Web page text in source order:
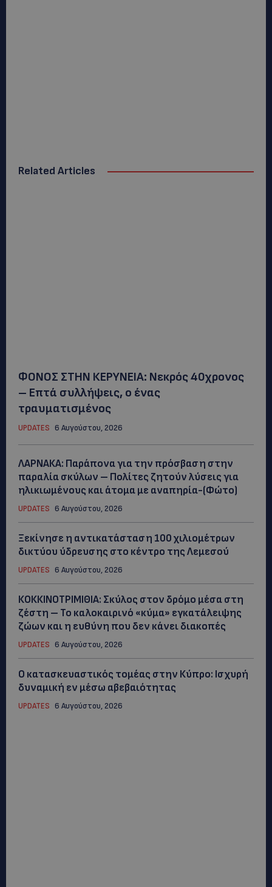
Related Articles
ΦΟΝΟΣ ΣΤΗΝ ΚΕΡΥΝΕΙΑ: Νεκρός 40χρονος
– Επτά συλλήψεις, ο ένας
τραυματισμένος
UPDATES 6 Αυγούστου, 2026
ΛΑΡΝΑΚΑ: Παράπονα για την πρόσβαση στην
παραλία σκύλων – Πολίτες ζητούν λύσεις για
ηλικιωμένους και άτομα με αναπηρία-(Φώτο)
UPDATES 6 Αυγούστου, 2026
Ξεκίνησε η αντικατάσταση 100 χιλιομέτρων
δικτύου ύδρευσης στο κέντρο της Λεμεσού
UPDATES 6 Αυγούστου, 2026
ΚΟΚΚΙΝΟΤΡΙΜΙΘΙΑ: Σκύλος στον δρόμο μέσα στη
ζέστη – Το καλοκαιρινό «κύμα» εγκατάλειψης
ζώων και η ευθύνη που δεν κάνει διακοπές
UPDATES 6 Αυγούστου, 2026
Ο κατασκευαστικός τομέας στην Κύπρο: Ισχυρή
δυναμική εν μέσω αβεβαιότητας
UPDATES 6 Αυγούστου, 2026